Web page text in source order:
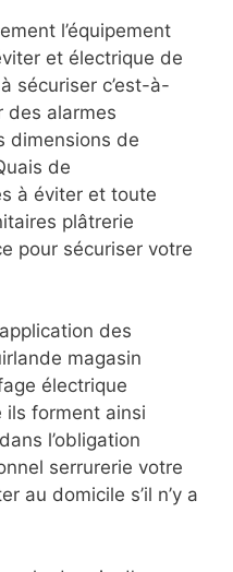
l’équipement
et électrique de
sécuriser c’est-à-
des alarmes
dimensions de
de
à éviter et toute
plâtrerie
pour sécuriser votre
des
magasin
électrique
ils forment ainsi
l’obligation
serrurerie votre
au domicile s’il n’y a